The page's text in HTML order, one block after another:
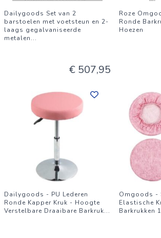
Dailygoods Set van 2
barstoelen met voetsteun en 2-
laags gegalvaniseerde
metalen...
€ 507,95
Roze
Ronde
Hoezen
Dailygoods - PU Lederen
Ronde Kapper Kruk - Hoogte
Verstelbare Draaibare Barkruk...
Omgoods -
Elastische
Barkrukken